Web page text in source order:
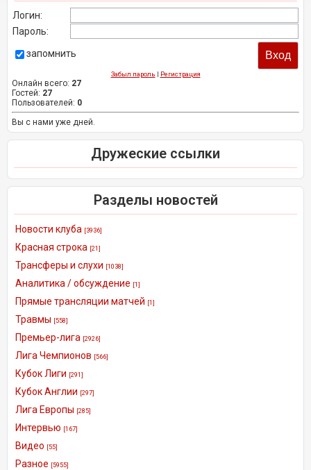
Логин:
Пароль:
запомнить
Забыл пароль | Регистрация
Онлайн всего: 27
Гостей: 27
Пользователей: 0
Вы с нами уже дней.
Дружеские ссылки
Разделы новостей
Новости клуба [3936]
Красная строка [21]
Трансферы и слухи [1038]
Аналитика / обсуждение [1]
Прямые трансляции матчей [1]
Травмы [558]
Премьер-лига [2926]
Лига Чемпионов [566]
Кубок Лиги [291]
Кубок Англии [297]
Лига Европы [285]
Интервью [167]
Видео [55]
Разное [5955]